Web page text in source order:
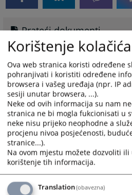
Prateći dokumenti
Javni konkurs
Trenutno nema
Trenutno nema upražnjenih
1399
Korištenje kolačića
Ova web stranica koristi određene
pohranjivati i koristiti određene
browsera i vašeg uređaja (npr. IP
sesiji unutar browsera, ...).
Neke od ovih informacija su nam
stranica ne bi mogla fukcionisati u
neke nisu prijeko neophodne a
procjenu nivoa posjećenosti,
stranice...).
Na ovom mjestu možete dozvoliti
korištenje tih informacija.
Translation(obavezna)